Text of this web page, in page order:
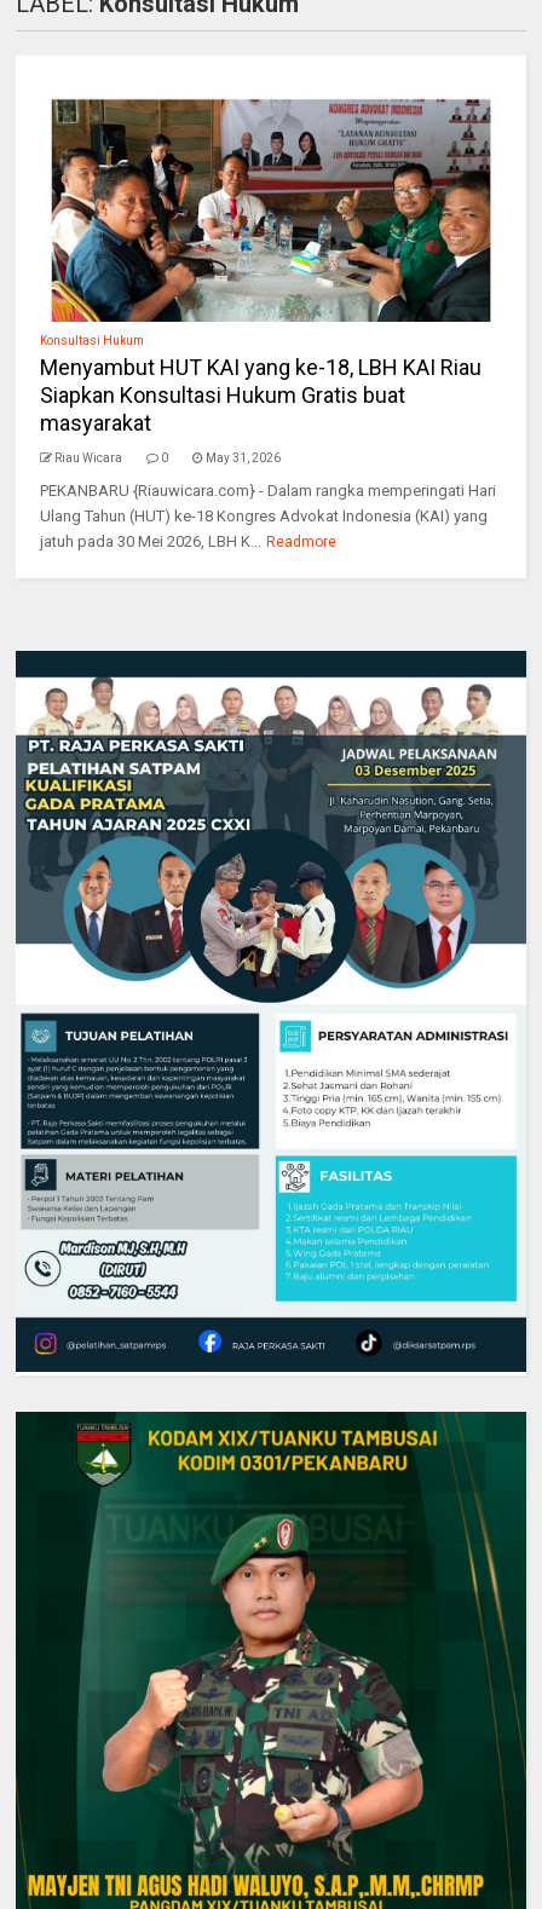
Konsultasi Hukum
Menyambut HUT KAI yang ke-18, LBH KAI Riau
Siapkan Konsultasi Hukum Gratis buat
masyarakat
Riau Wicara 0 May 31, 2026
PEKANBARU {Riauwicara.com} - Dalam rangka memperingati Hari
Ulang Tahun (HUT) ke-18 Kongres Advokat Indonesia (KAI) yang
jatuh pada 30 Mei 2026, LBH K... Readmore